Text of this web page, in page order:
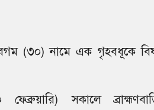
(৩০) নামে এক গৃহবধূকে
সকালে